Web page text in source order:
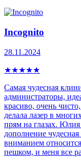
Incognito
28.11.2024
★★★★★
Самая чудесная
администраторы,
красиво, очень
делала лазер в
прям на глазах.
дополнение
вниманием
пешком, и меня все